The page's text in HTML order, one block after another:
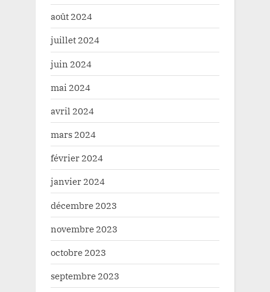
août 2024
juillet 2024
juin 2024
mai 2024
avril 2024
mars 2024
février 2024
janvier 2024
décembre 2023
novembre 2023
octobre 2023
septembre 2023